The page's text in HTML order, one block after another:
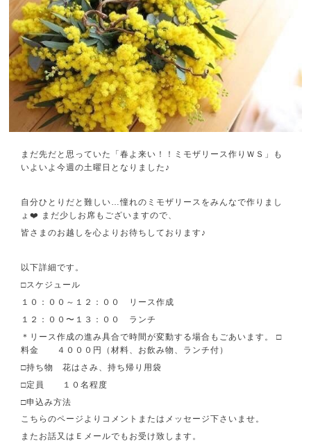
まだ先だと思っていた「春よ来い！！ミモザリース作りＷＳ」も
いよいよ今週の土曜日となりました♪
自分ひとりだと難しい…憧れのミモザリースをみんなで作りまし
ょ❤️ まだ少しお席もございますので、
皆さまのお越しを心よりお待ちしております♪
以下詳細です。
□スケジュール
１０：００～１２：００ リース作成
１２：００〜１３：００ ランチ
＊リース作成の進み具合で時間が変動する場合もごあいます。 □
料金 ４０００円（材料、お飲み物、ランチ付）
□持ち物 花はさみ、持ち帰り用袋
□定員 １０名程度
□申込み方法
こちらのページよりコメントまたはメッセージ下さいませ。
またお話又はＥメールでもお受け致します。